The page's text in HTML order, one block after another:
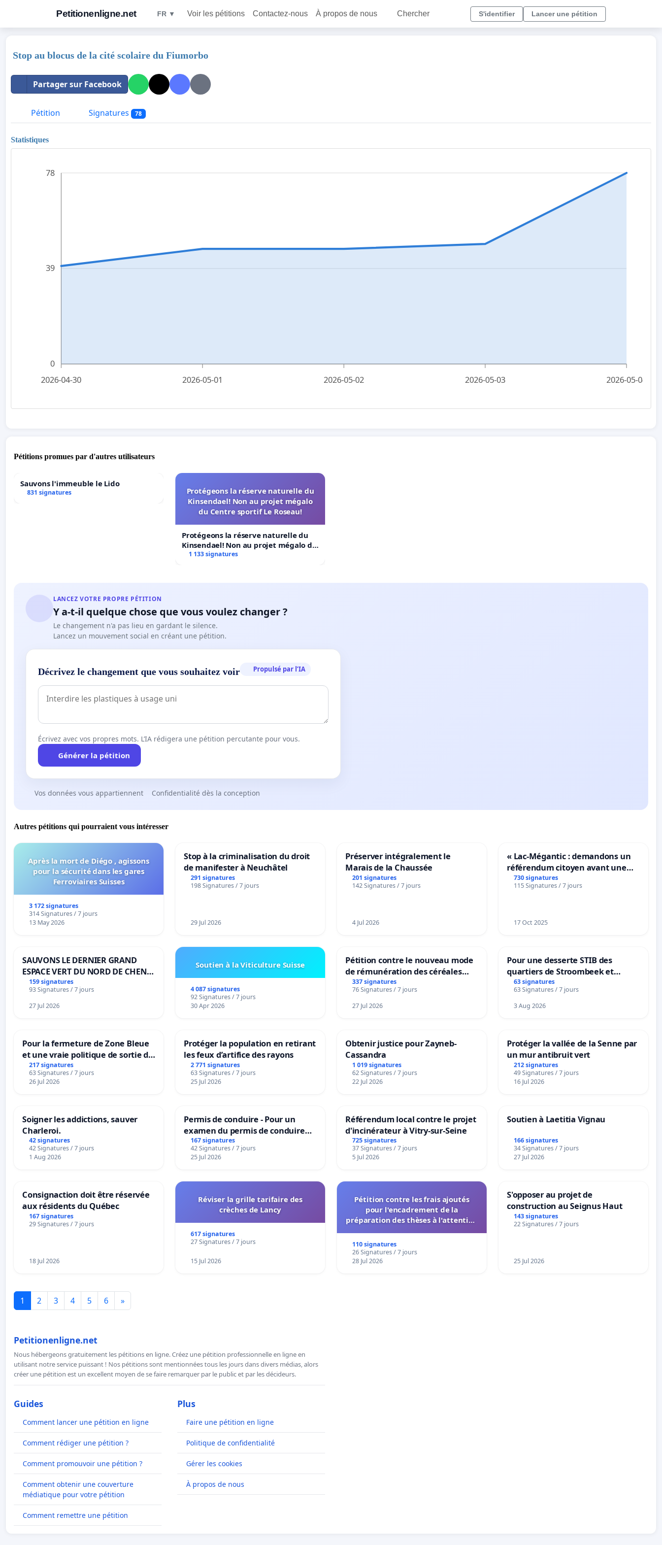
Petitionenligne.net FR ▼ Voir les pétitions Contactez-nous À propos de nous Chercher S'identifier Lancer une pétition
Stop au blocus de la cité scolaire du Fiumorbo
Partager sur Facebook
Pétition Signatures 78
Statistiques
0
39
78
2026-04-30 2026-05-01 2026-05-02 2026-05-03 2026-05-04
Pétitions promues par d'autres utilisateurs
Sauvons l'immeuble le Lido
831 signatures
Protégeons la réserve naturelle du
Kinsendael! Non au projet mégalo
du Centre sportif Le Roseau!
Protégeons la réserve naturelle du
Kinsendael! Non au projet mégalo du
Centre sportif Le Roseau!
1 133 signatures
LANCEZ VOTRE PROPRE PÉTITION
Y a-t-il quelque chose que vous voulez changer ?
Le changement n'a pas lieu en gardant le silence.
Lancez un mouvement social en créant une pétition.
Décrivez le changement que vous souhaitez voir Propulsé par l’IA
Écrivez avec vos propres mots. L’IA rédigera une pétition percutante pour vous.
Générer la pétition
Vos données vous appartiennent Confidentialité dès la conception
Autres pétitions qui pourraient vous intéresser
Après la mort de Diégo , agissons
pour la sécurité dans les gares
Ferroviaires Suisses
3 172 signatures
314 Signatures / 7 jours
13 May 2026
Stop à la criminalisation du droit
de manifester à Neuchâtel
291 signatures
198 Signatures / 7 jours
29 Jul 2026
Préserver intégralement le
Marais de la Chaussée
201 signatures
142 Signatures / 7 jours
4 Jul 2026
« Lac-Mégantic : demandons un
référendum citoyen avant une
transformation irréversible de
notre territoire »
730 signatures
115 Signatures / 7 jours
17 Oct 2025
SAUVONS LE DERNIER GRAND
ESPACE VERT DU NORD DE CHENE-
BOUGERIES
159 signatures
93 Signatures / 7 jours
27 Jul 2026
Soutien à la Viticulture Suisse
4 087 signatures
92 Signatures / 7 jours
30 Apr 2026
Pétition contre le nouveau mode
de rémunération des céréales
panifiables de Swiss granum basé
sur la teneur en protéines
337 signatures
76 Signatures / 7 jours
27 Jul 2026
Pour une desserte STIB des
quartiers de Stroombeek et
Beauval - Voor een MIVB-
bediening van de wijken
Strombeek en Het Voor
63 signatures
63 Signatures / 7 jours
3 Aug 2026
Pour la fermeture de Zone Bleue
et une vraie politique de sortie de
la dépendance
217 signatures
63 Signatures / 7 jours
26 Jul 2026
Protéger la population en retirant
les feux d’artifice des rayons
2 771 signatures
63 Signatures / 7 jours
25 Jul 2026
Obtenir justice pour Zayneb-
Cassandra
1 019 signatures
62 Signatures / 7 jours
22 Jul 2026
Protéger la vallée de la Senne par
un mur antibruit vert
212 signatures
49 Signatures / 7 jours
16 Jul 2026
Soigner les addictions, sauver
Charleroi.
42 signatures
42 Signatures / 7 jours
1 Aug 2026
Permis de conduire - Pour un
examen du permis de conduire
accessible dans plusieurs langues
à Bruxelles
167 signatures
42 Signatures / 7 jours
25 Jul 2026
Référendum local contre le projet
d'incinérateur à Vitry-sur-Seine
725 signatures
37 Signatures / 7 jours
5 Jul 2026
Soutien à Laetitia Vignau
166 signatures
34 Signatures / 7 jours
27 Jul 2026
Consignaction doit être réservée
aux résidents du Québec
167 signatures
29 Signatures / 7 jours
18 Jul 2026
Réviser la grille tarifaire des
crèches de Lancy
617 signatures
27 Signatures / 7 jours
15 Jul 2026
Pétition contre les frais ajoutés
pour l'encadrement de la
préparation des thèses à l'attention
décisionnelles de l'UIASS
110 signatures
26 Signatures / 7 jours
28 Jul 2026
S'opposer au projet de
construction au Seignus Haut
143 signatures
22 Signatures / 7 jours
25 Jul 2026
1 2 3 4 5 6 »
Petitionenligne.net
Nous hébergeons gratuitement les pétitions en ligne. Créez une pétition professionnelle en ligne en
utilisant notre service puissant ! Nos pétitions sont mentionnées tous les jours dans divers médias, alors
créer une pétition est un excellent moyen de se faire remarquer par le public et par les décideurs.
Guides
Comment lancer une pétition en ligne
Comment rédiger une pétition ?
Comment promouvoir une pétition ?
Comment obtenir une couverture
médiatique pour votre pétition
Comment remettre une pétition
Plus
Faire une pétition en ligne
Politique de confidentialité
Gérer les cookies
À propos de nous